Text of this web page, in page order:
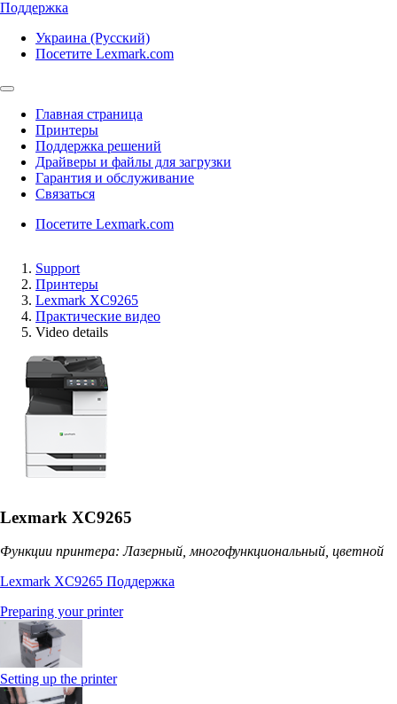
Поддержка
Украина (Русский)
Посетите Lexmark.com
Главная страница
Принтеры
Поддержка решений
Драйверы и файлы для загрузки
Гарантия и обслуживание
Связаться
Посетите Lexmark.com
Support
Принтеры
Lexmark XC9265
Практические видео
Video details
Lexmark XC9265
Функции принтера: Лазерный, многофункциональный, цветной
Lexmark XC9265 Поддержка
Preparing your printer
Setting up the printer